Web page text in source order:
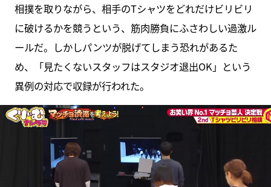
相撲を取りながら、相手のTシャツをどれだけビリビリ
に破けるかを競うという、筋肉勝負にふさわしい過激ル
ールだ。しかしパンツが脱げてしまう恐れがあるた
め、「見たくないスタッフはスタジオ退出OK」という
異例の対応で収録が行われた。